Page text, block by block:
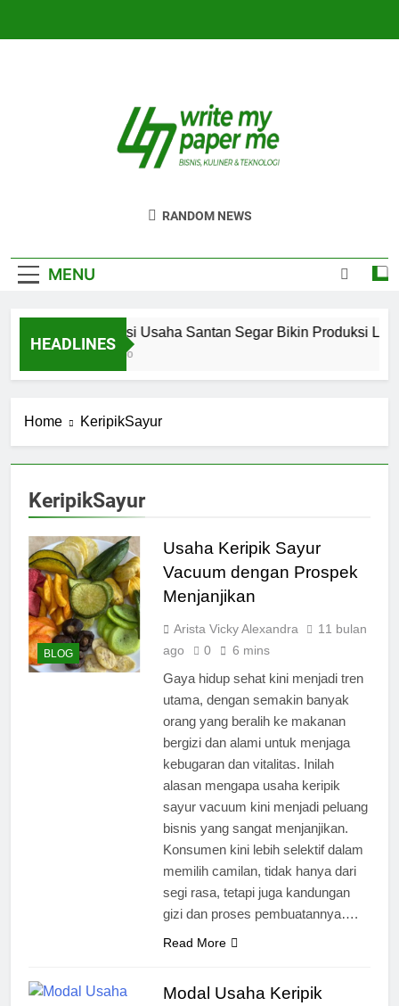
RANDOM NEWS
MENU
HEADLINES
Efisiensi Usaha Santan Segar Bikin Produksi
5 Hari Ago
Home KeripikSayur
KeripikSayur
BLOG
Usaha Keripik Sayur
Vacuum dengan Prospek
Menjanjikan
Arista Vicky Alexandra
11 bulan
ago
0 6 mins
Gaya hidup sehat kini menjadi tren
utama, dengan semakin banyak
orang yang beralih ke makanan
bergizi dan alami untuk menjaga
kebugaran dan vitalitas. Inilah
alasan mengapa usaha keripik
sayur vacuum kini menjadi peluang
bisnis yang sangat menjanjikan.
Konsumen kini lebih selektif dalam
memilih camilan, tidak hanya dari
segi rasa, tetapi juga kandungan
gizi dan proses pembuatannya….
Read More
Modal Usaha Keripik